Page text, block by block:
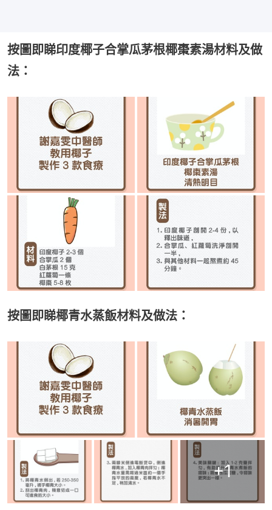
按圖即睇印度椰子合掌瓜茅根椰棗素湯材料及做
法：
按圖即睇椰青水蒸飯材料及做法：
+1